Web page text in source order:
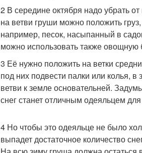
2 В середине октября надо убрать
на ветви груши можно положить
например, песок, насыпанный в
можно использовать также овощную
3 Её нужно положить на ветки
под них подвести палки или колья,
ветви к земле основательней.
снег станет отличным одеяльцем
4 Но чтобы это одеяльце не было
выпадет достаточное количество